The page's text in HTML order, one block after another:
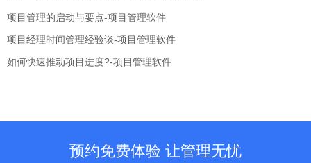
项目管理的启动与要点-项目管理软件
项目经理时间管理经验谈-项目管理软件
如何快速推动项目进度?-项目管理软件
预约免费体验 让管理无忧